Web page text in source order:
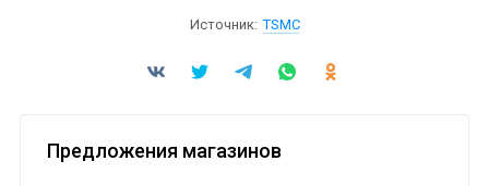
Источник: TSMC
Предложения магазинов